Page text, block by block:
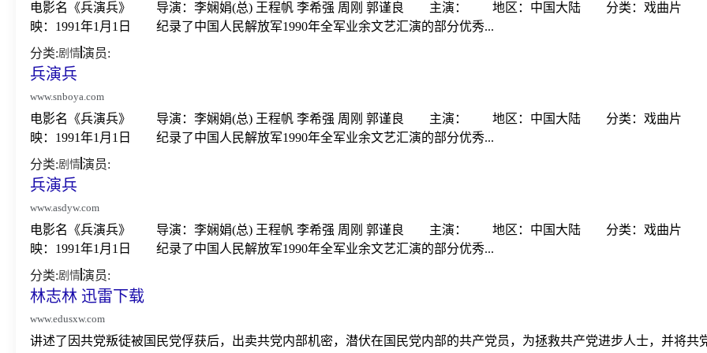
电影名《兵演兵》 导演：李娴娟(总) 王程帆 李希强 周刚 郭谨良 主演： 地区：中国大陆 分类：戏曲片
映：1991年1月1日 纪录了中国人民解放军1990年全军业余文艺汇演的部分优秀...
分类:剧情演员:
兵演兵
www.snboya.com
电影名《兵演兵》 导演：李娴娟(总) 王程帆 李希强 周刚 郭谨良 主演： 地区：中国大陆 分类：戏曲片
映：1991年1月1日 纪录了中国人民解放军1990年全军业余文艺汇演的部分优秀...
分类:剧情演员:
兵演兵
www.asdyw.com
电影名《兵演兵》 导演：李娴娟(总) 王程帆 李希强 周刚 郭谨良 主演： 地区：中国大陆 分类：戏曲片
映：1991年1月1日 纪录了中国人民解放军1990年全军业余文艺汇演的部分优秀...
分类:剧情演员:
林志林 迅雷下载
www.edusxw.com
讲述了因共党叛徒被国民党俘获后，出卖共党内部机密，潜伏在国民党内部的共产党员，为拯救共产党进步人士，并将共